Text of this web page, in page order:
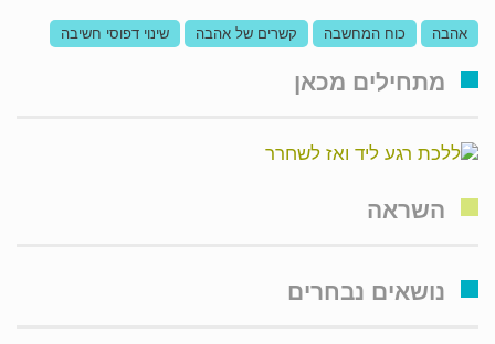
אהבה כוח המחשבה קשרים של אהבה שינוי דפוסי חשיבה
מתחילים מכאן
השראה
נושאים נבחרים